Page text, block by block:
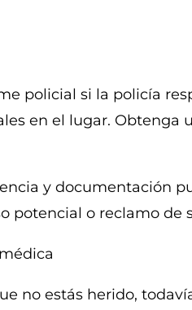
policial si la policía
en el lugar.
y documentación
potencial o reclamo de
no estás herido,